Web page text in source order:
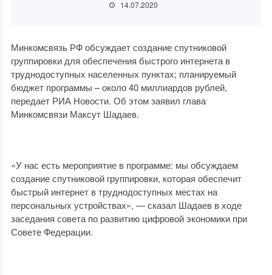
14.07.2020
Минкомсвязь РФ обсуждает создание спутниковой
группировки для обеспечения быстрого интернета в
труднодоступных населенных пунктах; планируемый
бюджет программы – около 40 миллиардов рублей,
передает РИА Новости. Об этом заявил глава
Минкомсвязи Максут Шадаев.
«У нас есть мероприятие в программе: мы обсуждаем
создание спутниковой группировки, которая обеспечит
быстрый интернет в труднодоступных местах на
персональных устройствах», — сказал Шадаев в ходе
заседания совета по развитию цифровой экономики при
Совете Федерации.